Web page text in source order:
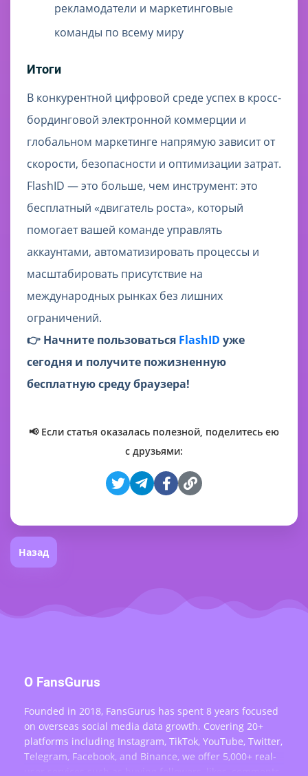
рекламодатели и маркетинговые
команды по всему миру
Итоги
В конкурентной цифровой среде успех в кросс-
бординговой электронной коммерции и
глобальном маркетинге напрямую зависит от
скорости, безопасности и оптимизации затрат.
FlashID — это больше, чем инструмент: это
бесплатный «двигатель роста», который
помогает вашей команде управлять
аккаунтами, автоматизировать процессы и
масштабировать присутствие на
международных рынках без лишних
ограничений.
👉 Начните пользоваться FlashID уже
сегодня и получите пожизненную
бесплатную среду браузера!
📢 Если статья оказалась полезной, поделитесь ею
с друзьями:
Назад
О FansGurus
Founded in 2018, FansGurus has spent 8 years focused
on overseas social media data growth. Covering 20+
platforms including Instagram, TikTok, YouTube, Twitter,
Telegram, Facebook, and Binance, we offer 5,000+ real-